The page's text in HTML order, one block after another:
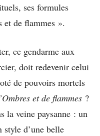
ses formules
et de flammes ».
ce gendarme aux
doit redevenir celui
de pouvoirs mortels
et de flammes ?
la veine paysanne : un
d’une belle